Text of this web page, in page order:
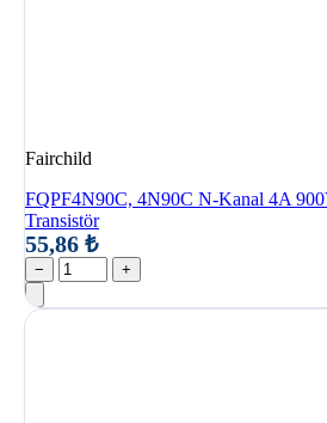
Fairchild
FQPF4N90C, 4N90C N-Kanal 4A
Transistör
55,86 ₺
− +